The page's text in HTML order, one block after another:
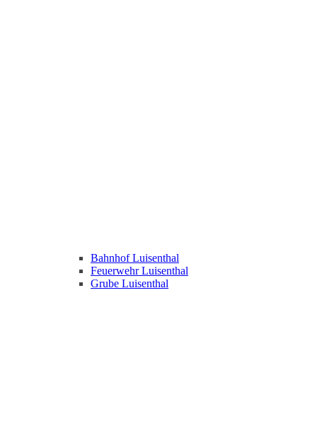
Bahnhof Luisenthal
Feuerwehr Luisenthal
Grube Luisenthal